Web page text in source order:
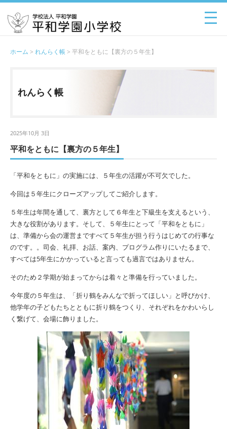
ホーム > れんらく帳> 平和をともに【裏方の５年生】
れんらく帳
2025年10月 3日
平和をともに【裏方の５年生】
「平和をともに」の実施には、５年生の活躍が不可欠でした。
今回は５年生にクローズアップしてご紹介します。
５年生は年間を通して、裏方として６年生と下級生を支えるという、
大きな役割があります。そして、５年生にとって「平和をともに」
は、準備から会の運営まですべて５年生が担う行うはじめての行事な
のです。 。司会、礼拝、お話、案内、プログラム作りにいたるまで、
すべては5年生にかかっていると言っても過言ではありません。
そのため２学期が始まってからは着々と準備を行っていました。
今年度の５年生は、「折り鶴をみんなで折ってほしい」と呼びかけ、
他学年の子どもたちとともに折り鶴をつくり、それぞれをかわいらし
く繋げて、会場に飾りました。